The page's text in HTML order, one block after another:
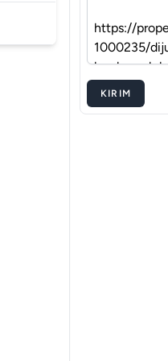
KIRIM